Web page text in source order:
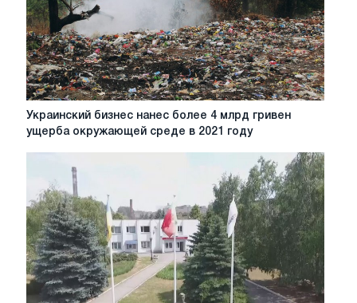
вступить
в
судебный
процесс
Украинский
бизнес
млрд
гривен
ущерба
окружающей
среде
в
2021
Украинский бизнес нанес более 4 млрд гривен
ущерба окружающей среде в 2021 году